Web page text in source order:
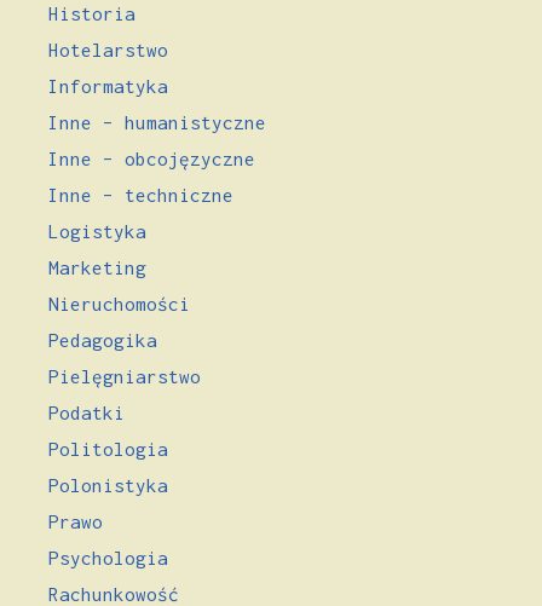
Historia
Hotelarstwo
Informatyka
Inne – humanistyczne
Inne – obcojęzyczne
Inne – techniczne
Logistyka
Marketing
Nieruchomości
Pedagogika
Pielęgniarstwo
Podatki
Politologia
Polonistyka
Prawo
Psychologia
Rachunkowość